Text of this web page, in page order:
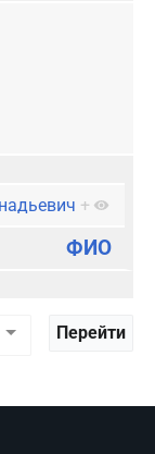
+
ФИО